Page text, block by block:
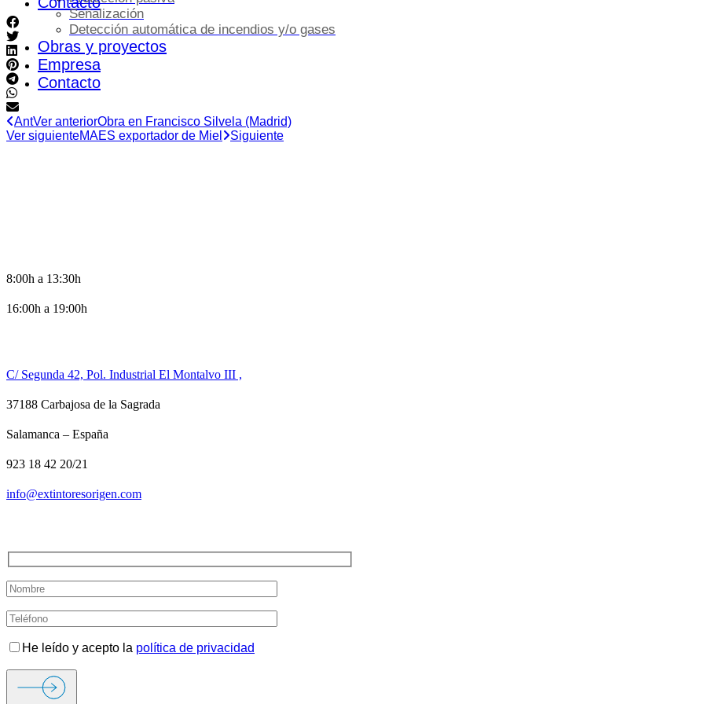
Señalización
Detección automática de incendios y/o gases
Obras y proyectos
Empresa
Contacto
AntVer anteriorObra en Francisco Silvela (Madrid)
Ver siguienteMAES exportador de Miel Siguiente
8:00h a 13:30h
16:00h a 19:00h
C/ Segunda 42, Pol. Industrial El Montalvo III ,
37188 Carbajosa de la Sagrada
Salamanca – España
923 18 42 20/21
info@extintoresorigen.com
He leído y acepto la política de privacidad